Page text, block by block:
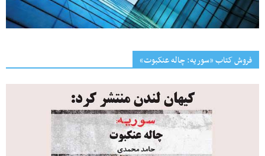
فروش کتاب «سوریه: چاله عنکبوت»